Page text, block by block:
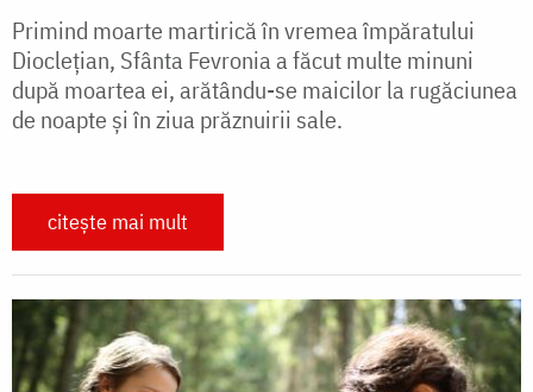
Primind moarte martirică în vremea împăratului
Dioclețian, Sfânta Fevronia a făcut multe minuni
după moartea ei, arătându-se maicilor la rugăciunea
de noapte și în ziua prăznuirii sale.
citește mai mult